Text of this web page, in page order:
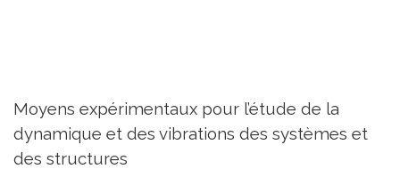
Moyens expérimentaux pour l’étude de la
dynamique et des vibrations des systèmes et
des structures